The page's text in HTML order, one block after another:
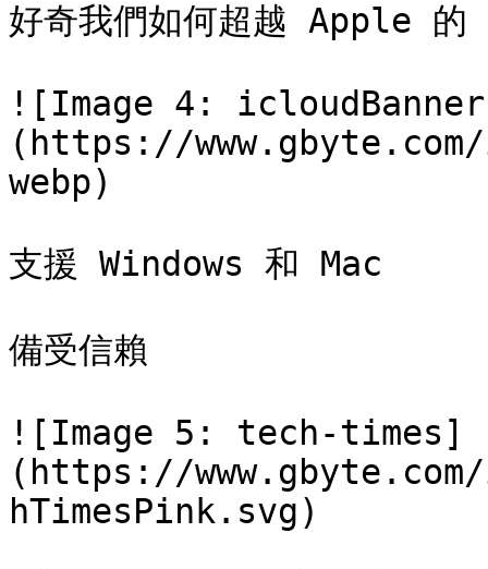
好奇我們如何超越 Apple
![Image 4:
(https://
webp)
支援 Windows 和 Mac
備受信賴
![Image 5: tech-times]
(https://
hTimesPink.svg)